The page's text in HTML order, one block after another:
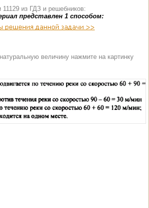
11129 из ГДЗ и решебников:
представлен 1 способом:
величину нажмите на картинку